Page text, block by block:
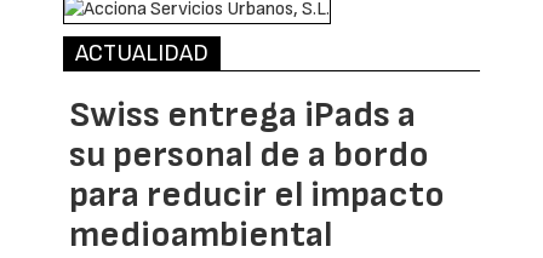
ACTUALIDAD
Swiss entrega iPads a
su personal de a bordo
para reducir el impacto
medioambiental